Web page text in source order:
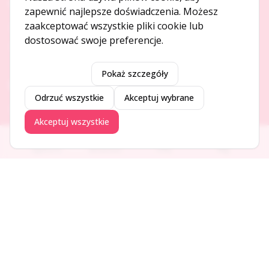
O NAS
O serwisie
Kontakt
DODAJ I PROMUJ
Dodaj ogłoszenie
Dodaj firmę
Promuj ogłoszenie
Ogłoszenia Aktualności Firmy Blog
zapewnić najlepsze doświadczenia. Możesz
zaakceptować wszystkie pliki cookie lub
dostosować swoje preferencje.
Pokaż szczegóły
Odrzuć wszystkie Akceptuj wybrane
Akceptuj wszystkie